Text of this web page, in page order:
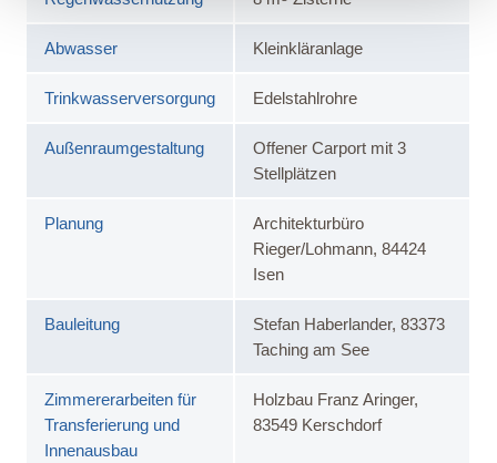
Abwasser Kleinkläranlage
Trinkwasserversorgung Edelstahlrohre
Außenraumgestaltung
Offener Carport mit 3
Stellplätzen
Planung
Architekturbüro
Rieger/Lohmann, 84424
Isen
Bauleitung
Stefan Haberlander, 83373
Taching am See
Zimmererarbeiten für
Transferierung und
Innenausbau
Holzbau Franz Aringer,
83549 Kerschdorf